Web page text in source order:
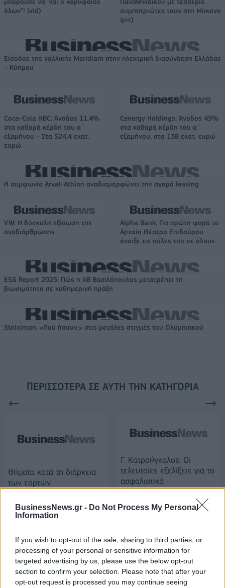
BusinessNews.gr - Do Not Process My Personal
Information
If you wish to opt-out of the sale, sharing to third parties, or
processing of your personal or sensitive information for
targeted advertising by us, please use the below opt-out
section to confirm your selection. Please note that after your
opt-out request is processed you may continue seeing
όλων"! (vid)
συμπατριώτες τους στη Μύκονο
(pic)
Είσοδος της γαλλικής Meridiam στην ηλεκτρική διασύνδεση Ελλάδας
– Κύπρου
Coca-Cola HBC: Άνοδος 11,4%
στα καθαρά κέρδη του α΄
εξαμήνου – Στα 524,4 εκατ.
ευρώ
Cenergy Holdings: Άνοδος 45%
στα καθαρά κέρδη του α΄
εξαμήνου, στα 138 εκατ. ευρώ
Η συμφωνία Arval-Athlon αναδιαμορφώνει την αγορά leasing
VW: Η δύσκολη εξίσωση της
αναδιάρθρωσης
Alpha Bank: Για πρώτη φορά το
Αρχαίο Θέατρο Επιδαύρου
άνοιξε τις πύλες του σε όλους
ESG Report 2025: Πώς η ΑΒ Βασιλόπουλος μετατρέπει τη
βιωσιμότητα σε καθημερινή πράξη
Stoiximan: «Πού ήσουν;» στις μεγάλες στιγμές του Ολυμπιακού
ΠΕΡΙΣΣΌΤΕΡΑ ΣΕ ΑΥΤΉ ΤΗΝ ΚΑΤΗΓΟΡΊΑ
Θύματα κατά τη διάρκεια
των εορτών
Κω
04/01/2016 - 02:00
Γ. Κατρούγκαλος: Οι
τελευταίες εξελίξεις για το
ασφαλιστικό